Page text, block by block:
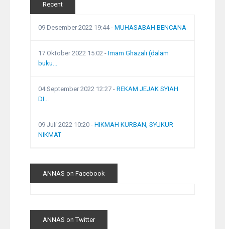
Recent
09 Desember 2022 19:44- MUHASABAH BENCANA
17 Oktober 2022 15:02 - Imam Ghazali (dalam
buku...
04 September 2022 12:27 - REKAM JEJAK SYIAH
DI...
09 Juli 2022 10:20 - HIKMAH KURBAN, SYUKUR
NIKMAT
ANNAS on Facebook
ANNAS on Twitter